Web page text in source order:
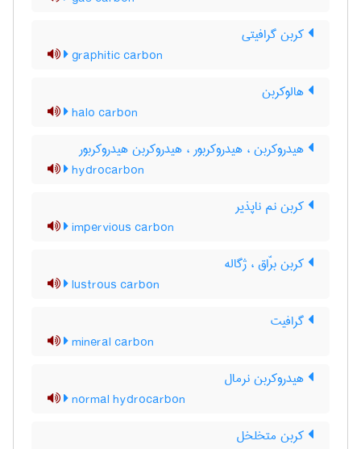
کربن گرافیتی
graphitic carbon
هالوکربن
halo carbon
هیدروکربن ، هیدروکربور ، هیدروکربن هیدروکربور
hydrocarbon
کربن نم ناپذیر
impervious carbon
کربن برّاق ، ژگاله
lustrous carbon
گرافیت
mineral carbon
هیدروکربن نرمال
normal hydrocarbon
کربن متخلخل